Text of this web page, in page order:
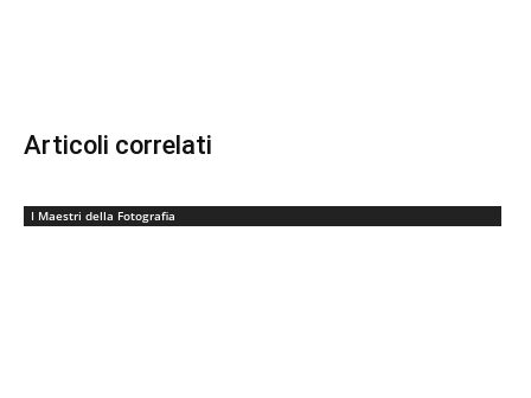
Articoli correlati
I Maestri della Fotografia